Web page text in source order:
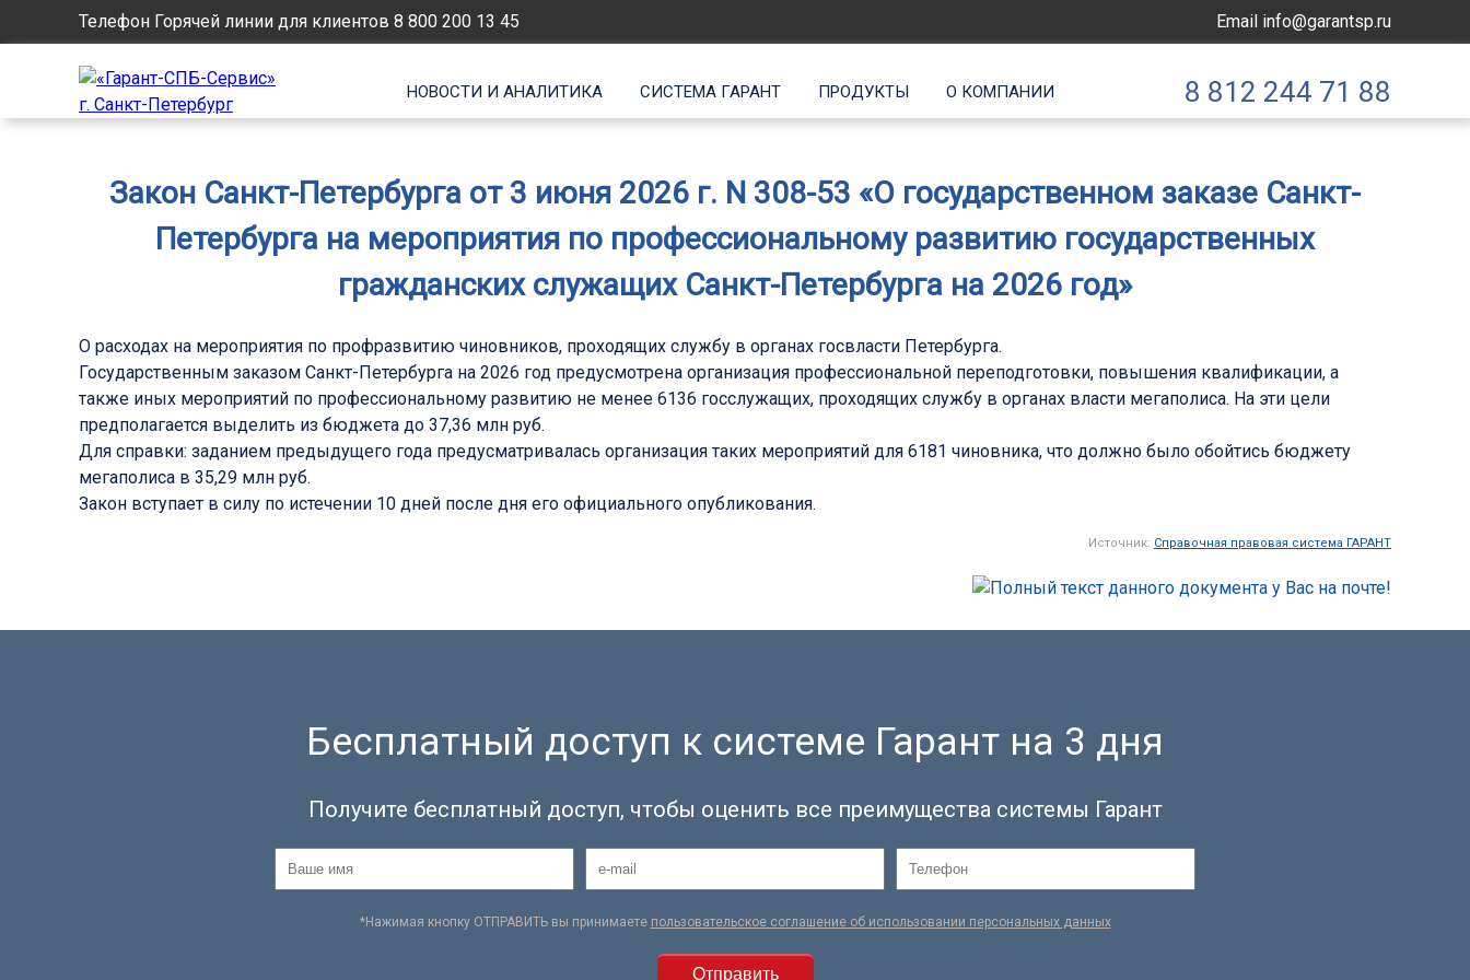
Телефон Горячей линии для клиентов 8 800 200 13 45 Email info@garantsp.ru
НОВОСТИ И АНАЛИТИКА СИСТЕМА ГАРАНТ ПРОДУКТЫ О КОМПАНИИ 8 812 244 71 88
Закон Санкт-Петербурга от 3 июня 2026 г. N 308-53 «О государственном заказе Санкт-
Петербурга на мероприятия по профессиональному развитию государственных
гражданских служащих Санкт-Петербурга на 2026 год»
О расходах на мероприятия по профразвитию чиновников, проходящих службу в органах госвласти Петербурга.
Государственным заказом Санкт-Петербурга на 2026 год предусмотрена организация профессиональной переподготовки, повышения квалификации, а
также иных мероприятий по профессиональному развитию не менее 6136 госслужащих, проходящих службу в органах власти мегаполиса. На эти цели
предполагается выделить из бюджета до 37,36 млн руб.
Для справки: заданием предыдущего года предусматривалась организация таких мероприятий для 6181 чиновника, что должно было обойтись бюджету
мегаполиса в 35,29 млн руб.
Закон вступает в силу по истечении 10 дней после дня его официального опубликования.
Источник: Справочная правовая система ГАРАНТ
Бесплатный доступ к системе Гарант на 3 дня
Получите бесплатный доступ, чтобы оценить все преимущества системы Гарант
*Нажимая кнопку ОТПРАВИТЬ вы принимаете пользовательское соглашение об использовании персональных данных